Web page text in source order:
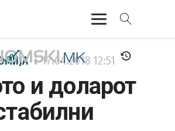
17.04.2018 12:51
и доларот